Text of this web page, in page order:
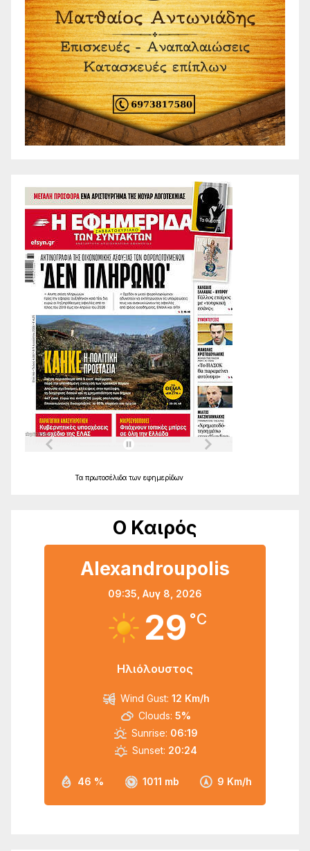
Τα πρωτοσέλιδα των εφημερίδων
Ο Καιρός
Alexandroupolis
09:35, Αυγ 8, 2026
29 °C
Ηλιόλουστος
46 % 1011 mb 9 Km/h
Wind Gust: 12 Km/h
Clouds: 5%
Sunrise: 06:19
Sunset: 20:24